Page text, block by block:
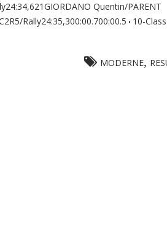
Quentin/PARENT
Rally24:35,300:00.700:00.5
10-
MODERNE,